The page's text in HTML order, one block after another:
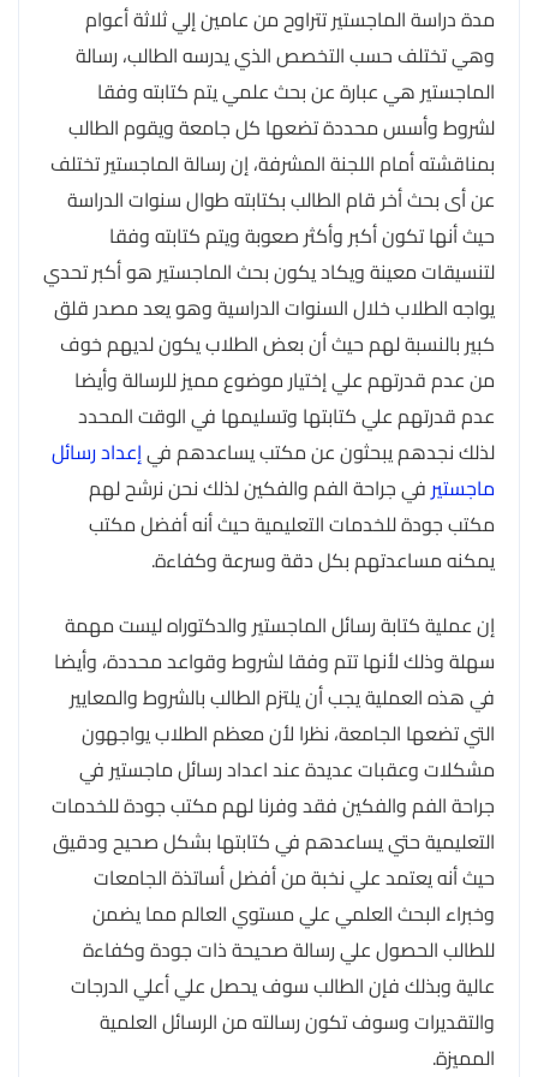
مدة دراسة الماجستير تتراوح من عامين إلي ثلاثة أعوام
وهي تختلف حسب التخصص الذي يدرسه الطالب، رسالة
الماجستير هي عبارة عن بحث علمي يتم كتابته وفقا
لشروط وأسس محددة تضعها كل جامعة ويقوم الطالب
بمناقشته أمام اللجنة المشرفة، إن رسالة الماجستير تختلف
عن أى بحث أخر قام الطالب بكتابته طوال سنوات الدراسة
حيث أنها تكون أكبر وأكثر صعوبة ويتم كتابته وفقا
لتنسيقات معينة ويكاد يكون بحث الماجستير هو أكبر تحدي
يواجه الطلاب خلال السنوات الدراسية وهو يعد مصدر قلق
كبير بالنسبة لهم حيث أن بعض الطلاب يكون لديهم خوف
من عدم قدرتهم علي إختيار موضوع مميز للرسالة وأيضا
عدم قدرتهم علي كتابتها وتسليمها في الوقت المحدد
لذلك نجدهم يبحثون عن مكتب يساعدهم فيإعداد رسائل
ماجستيرفي جراحة الفم والفكين لذلك نحن نرشح لهم
مكتب جودة للخدمات التعليمية حيث أنه أفضل مكتب
يمكنه مساعدتهم بكل دقة وسرعة وكفاءة.
إن عملية كتابة رسائل الماجستير والدكتوراه ليست مهمة
سهلة وذلك لأنها تتم وفقا لشروط وقواعد محددة، وأيضا
في هذه العملية يجب أن يلتزم الطالب بالشروط والمعايير
التي تضعها الجامعة، نظرا لأن معظم الطلاب يواجهون
مشكلات وعقبات عديدة عند اعداد رسائل ماجستير في
جراحة الفم والفكين فقد وفرنا لهم مكتب جودة للخدمات
التعليمية حتي يساعدهم في كتابتها بشكل صحيح ودقيق
حيث أنه يعتمد علي نخبة من أفضل أساتذة الجامعات
وخبراء البحث العلمي علي مستوي العالم مما يضمن
للطالب الحصول علي رسالة صحيحة ذات جودة وكفاءة
عالية وبذلك فإن الطالب سوف يحصل علي أعلي الدرجات
والتقديرات وسوف تكون رسالته من الرسائل العلمية
المميزة.